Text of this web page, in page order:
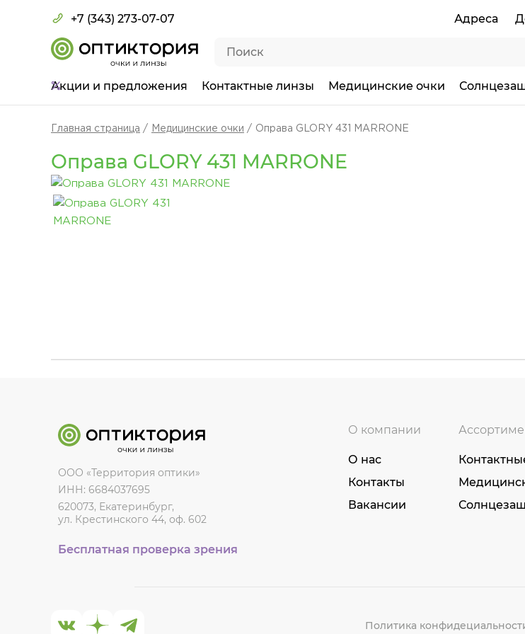
+7 (343) 273-07-07 Адреса
Акции и предложения Контактные линзы Медицинские очки
Главная страница Медицинские очки Оправа GLORY 431 MARRONE
Оправа GLORY 431 MARRONE
ООО «Территория оптики»
ИНН: 6684037695
620073, Екатеринбург,
ул. Крестинского 44, оф. 602
Бесплатная проверка зрения
О компании
О нас
Контакты
Вакансии
Политика